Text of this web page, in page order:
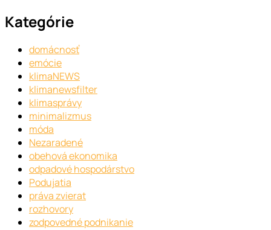
Kategórie
domácnosť
emócie
klimaNEWS
klimanewsfilter
klimasprávy
minimalizmus
móda
Nezaradené
obehová ekonomika
odpadové hospodárstvo
Podujatia
práva zvierat
rozhovory
zodpovedné podnikanie